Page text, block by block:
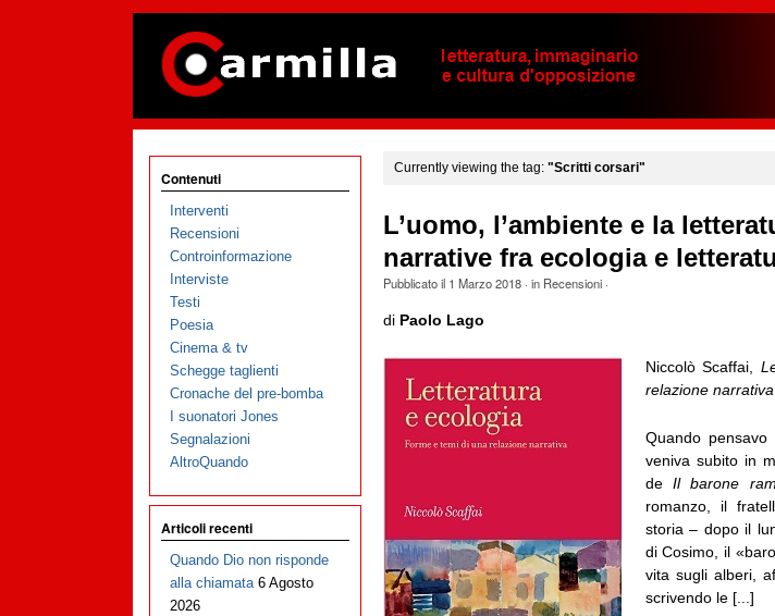
Currently viewing the tag: "Scritti corsari"
L’uomo, l’ambiente e la
narrative fra ecologia e
Pubblicato il 1 Marzo 2018· in Recensioni·
di Paolo Lago
Niccolò Scaffai,
relazione narrativa
Quando
veniva subito in
de Il barone
romanzo, il
storia – dopo il
di Cosimo, il
vita sugli alberi,
scrivendo le [...]
Contenuti
Interventi
Recensioni
Controinformazione
Interviste
Testi
Poesia
Cinema & tv
Schegge taglienti
Cronache del pre-bomba
I suonatori Jones
Segnalazioni
AltroQuando
Articoli recenti
Quando Dio non risponde
alla chiamata 6 Agosto
2026